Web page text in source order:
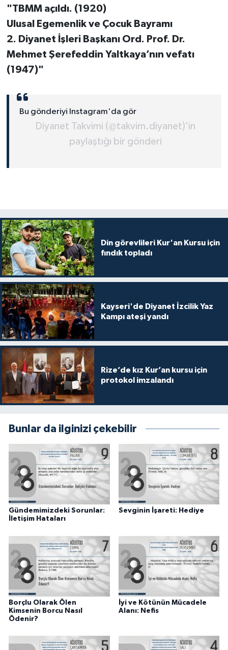
"TBMM açıldı. (1920)
Ulusal Egemenlik ve Çocuk Bayramı
2. Diyanet İşleri Başkanı Ord. Prof. Dr.
Mehmet Şerefeddin Yaltkaya’nın vefatı
(1947)"
Bu gönderiyi Instagram'da gör
Diyanet Takvimi (@takvim.diyanet)'in
paylaştığı bir gönderi
Din görevlileri Kur'an Kursu için
fındık topladı
Kayseri'de Diyanet İzcilik Yaz
Kampı ateşi yandı
Rize’de kız Kur’an kursu için
protokol imzalandı
Bunlar da ilginizi çekebilir
Gündemimizdeki Sorunlar:
İletişim Hataları
Sevginin İşareti: Hediye
Borçlu Olarak Ölen
Kimsenin Borcu Nasıl
Ödenir?
İyi ve Kötünün Mücadele
Alanı: Nefis
Edirne Müftülüğü
Elazığ Müftülüğü
Erzincan Müftülüğü
Erzurum Müftülüğü
Eskişehir Müftülüğü
Hakkari Müftülüğü
Hatay Müftülüğü
Iğdır Müftülüğü
Isparta Müftülüğü
İstanbul Müftülüğü
İzmir Müftülüğü
Kahramanmaraş Müftülüğü
Karaman Müftülüğü
Kars Müftülüğü
Kastamonu Müftülüğü
Kayseri Müftülüğü
Kilis Müftülüğü
Kırıkkale Müftülüğü
Kırklareli Müftülüğü
Kırşehir Müftülüğü
Kocaeli Müftülüğü